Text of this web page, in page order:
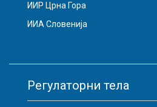
ИИР Црна Гора
ИИА Словенија
Регулаторни тела